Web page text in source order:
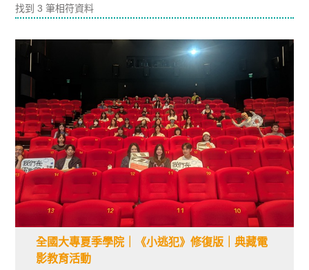
找到 3 筆相符資料
全國大專夏季學院｜《小逃犯》修復版｜典藏電
影教育活動